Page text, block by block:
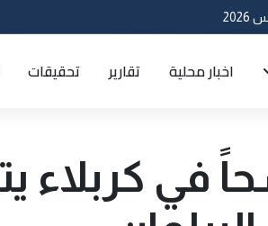
اخبار محلية تقارير تحقيقات
250 مرشحاً في